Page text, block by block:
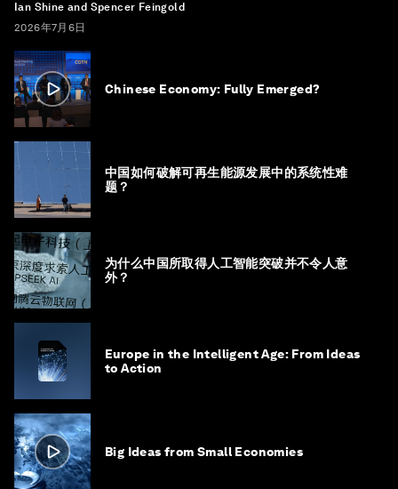
Ian Shine and Spencer Feingold
2026年7月6日
Chinese Economy: Fully Emerged?
中国如何破解可再生能源发展中的系统性难
题？
为什么中国所取得人工智能突破并不令人意
外？
Europe in the Intelligent Age: From Ideas
to Action
Big Ideas from Small Economies